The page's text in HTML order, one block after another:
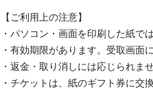
【ご利用上の注意】
・パソコン・画面を印刷した紙で
・有効期限があります。受取画面
・返金・取り消しには応じられませ
・チケットは、紙のギフト券に交